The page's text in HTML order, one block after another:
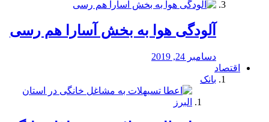
آلودگی هوا به بخش آسارا هم رسی
دسامبر 24, 2019
اقتصاد
بانک